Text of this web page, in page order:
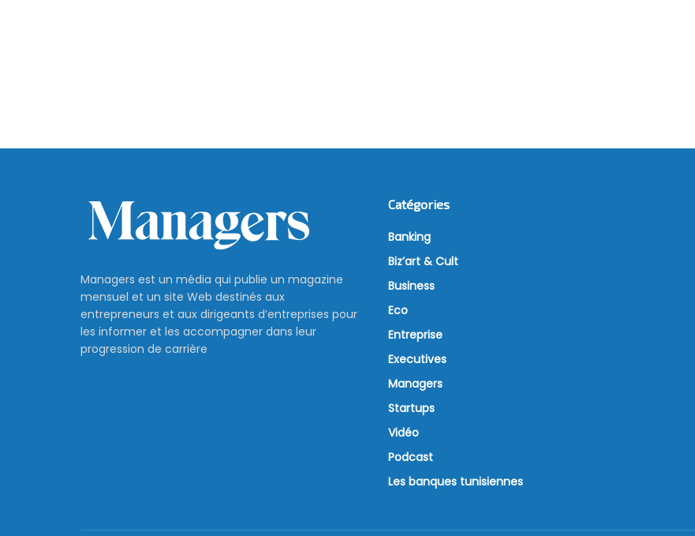
Managers est un média qui publie un magazine
mensuel et un site Web destinés aux
entrepreneurs et aux dirigeants d’entreprises pour
les informer et les accompagner dans leur
progression de carrière
Catégories
Banking
Biz’art & Cult
Business
Eco
Entreprise
Executives
Managers
Startups
Vidéo
Podcast
Les banques tunisiennes